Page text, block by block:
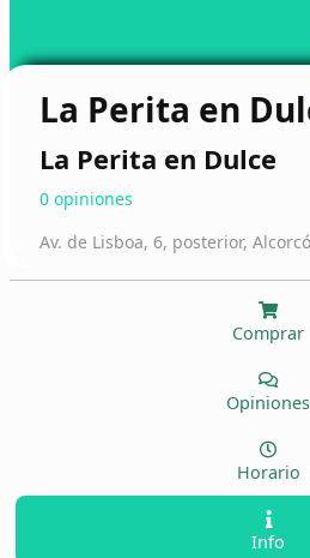
La Perita en
La Perita en Dulce
0 opiniones
Av. de Lisboa, 6, posterior,
Comprar
Opiniones
Horario
Info